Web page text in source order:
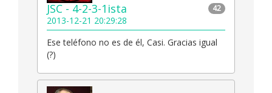
42
JSC - 4-2-3-1ista
2013-12-21 20:29:28
Ese teléfono no es de él, Casi. Gracias igual
(?)